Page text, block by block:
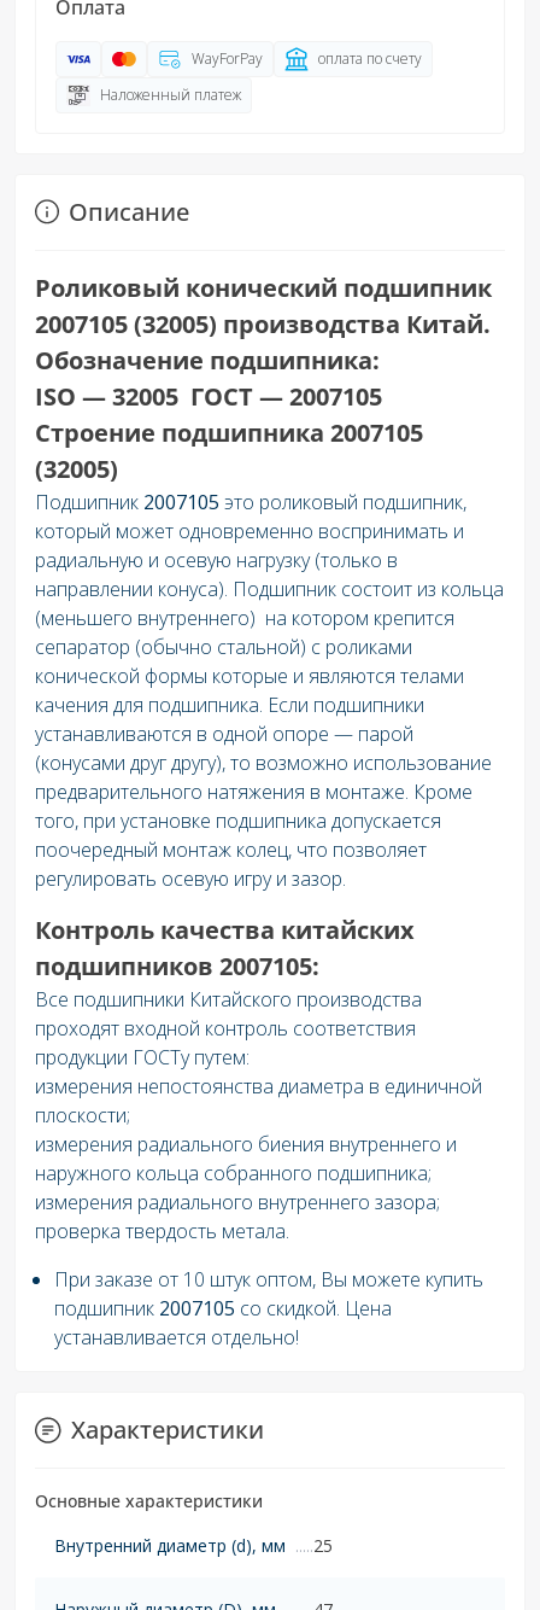
Оплата
WayForPay
оплата по счету
Наложенный платеж
Описание
Роликовый конический подшипник
2007105 (32005) производства Китай.
Обозначение подшипника:
ISO — 32005 ГОСТ — 2007105
Строение подшипника 2007105
(32005)
Подшипник 2007105 это роликовый подшипник,
который может одновременно воспринимать и
радиальную и осевую нагрузку (только в
направлении конуса). Подшипник состоит из кольца
(меньшего внутреннего) на котором крепится
сепаратор (обычно стальной) с роликами
конической формы которые и являются телами
качения для подшипника. Если подшипники
устанавливаются в одной опоре — парой
(конусами друг другу), то возможно использование
предварительного натяжения в монтаже. Кроме
того, при установке подшипника допускается
поочередный монтаж колец, что позволяет
регулировать осевую игру и зазор.
Контроль качества китайских
подшипников 2007105:
Все подшипники Китайского производства
проходят входной контроль соответствия
продукции ГОСТу путем:
измерения непостоянства диаметра в единичной
плоскости;
измерения радиального биения внутреннего и
наружного кольца собранного подшипника;
измерения радиального внутреннего зазора;
проверка твердость метала.
При заказе от 10 штук оптом, Вы можете купить
подшипник 2007105 со скидкой. Цена
устанавливается отдельно!
Характеристики
Основные характеристики
Внутренний диаметр (d), мм
25